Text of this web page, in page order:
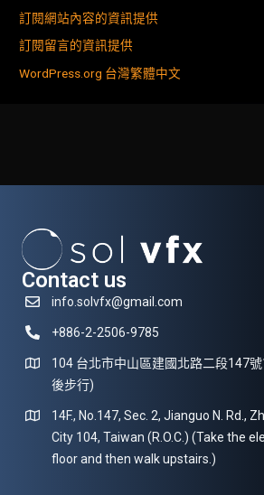
訂閱網站內容的資訊提供
訂閱留言的資訊提供
WordPress.org 台灣繁體中文
Contact us
info.solvfx@gmail.com
+886-2-2506-9785
104 台北市中山區建國北路二段147
後步行)
14F., No.147, Sec. 2, Jianguo N. Rd.,
City 104, Taiwan (R.O.C.) (Take the
floor and then walk upstairs.)